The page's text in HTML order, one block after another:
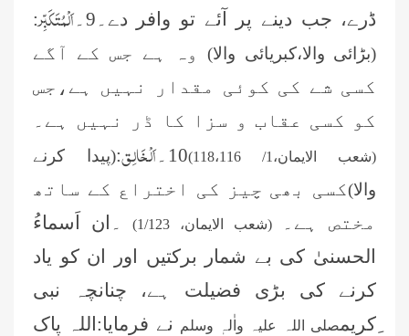
ڈرے، جب دینے پر آئے تو وافر دے۔9۔
اَلْمُتَکَبِّر:
(بڑائی والا،کبریائی والا) وہ ہے جس کے آگے
کسی شے کی کوئی مقدار نہیں ہے،جس
کو کسی عقاب و سزا کا ڈر نہیں ہے۔
(شعب الایمان،1/ 118،116) 10۔ اَلْخَالِق:(پیدا کرنے
والا)کسی بھی چیز کی اختراع کے ساتھ
مختص ہے۔(شعب الایمان، 1/123)
۔ان اَسماءُ
الحسنیٰ کی بے شمار برکتیں اور انکو یاد
کرنے کی بڑی فضیلت ہے، چنانچہ نبی
ِکریمصلی اللہ علیہ واٰلہٖ وسلم
نے فرمایا:اللہ پاک